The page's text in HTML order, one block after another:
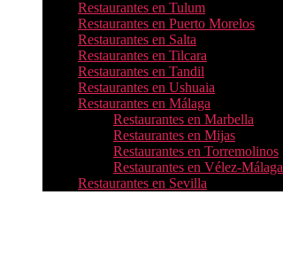
Restaurantes en Tulum
Restaurantes en Puerto Morelos
Restaurantes en Salta
Restaurantes en Tilcara
Restaurantes en Tandil
Restaurantes en Ushuaia
Restaurantes en Málaga
Restaurantes en Marbella
Restaurantes en Mijas
Restaurantes en Torremolinos
Restaurantes en Vélez-Málaga
Restaurantes en Sevilla